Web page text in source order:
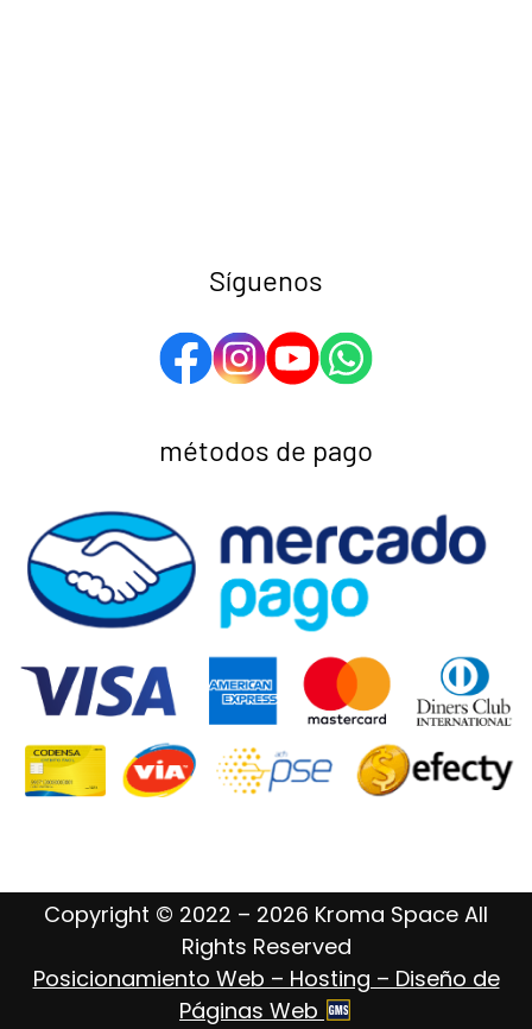
Síguenos
métodos de pago
Copyright © 2022 – 2026 Kroma Space All
Rights Reserved
Posicionamiento Web – Hosting – Diseño de
Páginas Web